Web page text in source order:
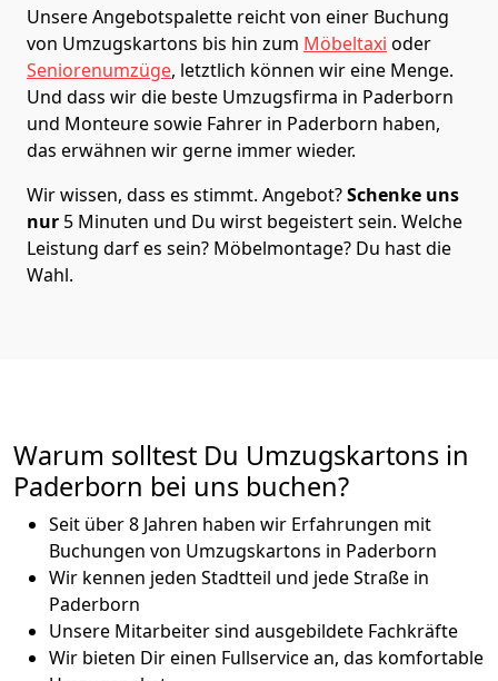
Unsere Angebotspalette reicht von einer Buchung
von Umzugskartons bis hin zum Möbeltaxi oder
Seniorenumzüge, letztlich können wir eine Menge.
Und dass wir die beste Umzugsfirma in Paderborn
und Monteure sowie Fahrer in Paderborn haben,
das erwähnen wir gerne immer wieder.
Wir wissen, dass es stimmt. Angebot?Schenke uns
nur 5 Minuten und Du wirst begeistert sein. Welche
Leistung darf es sein? Möbelmontage? Du hast die
Wahl.
Warum solltest Du Umzugskartons in
Paderborn bei uns buchen?
Seit über 8 Jahren haben wir Erfahrungen mit
Buchungen von Umzugskartons in Paderborn
Wir kennen jeden Stadtteil und jede Straße in
Paderborn
Unsere Mitarbeiter sind ausgebildete Fachkräfte
Wir bieten Dir einen Fullservice an, das komfortable